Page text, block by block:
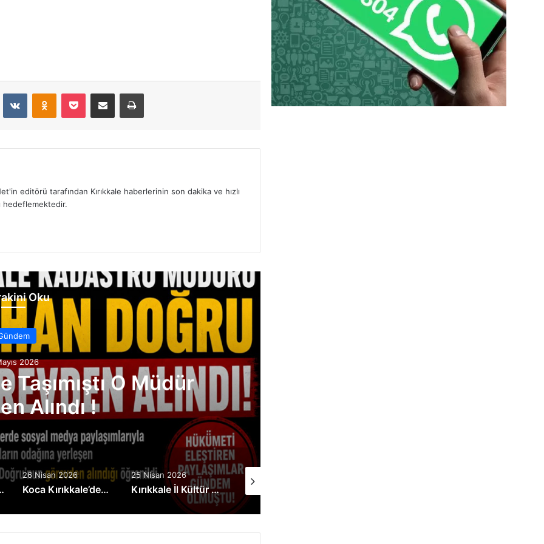
editörü tarafından Kırıkkale haberlerinin son dakika ve hızlı
hedeflemektedir.
Oku
2026
Taşımıştı O Müdür
Alındı !
Kimin Hizmetinde
26 Nisan 2026
Koca Kırıkkale’den Tek Ses,Diğerleri Nerede
25 Nisan 2026
Kırıkkale İl Kültür Müdürlüğünde “GASTRONOMİ SKANDALI”
25 Nisan 2026